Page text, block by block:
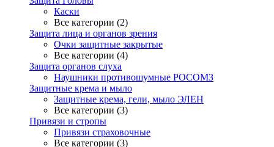
Каски
Все категории (2)
Защита лица и органов зрения
Очки защитные закрытые
Все категории (4)
Защита органов слуха
Наушники противошумные РОСОМЗ
Защитные крема и мыло
Защитные крема, гели, мыло ЭЛЕН
Все категории (3)
Привязи и стропы
Привязи страховочные
Все категории (3)